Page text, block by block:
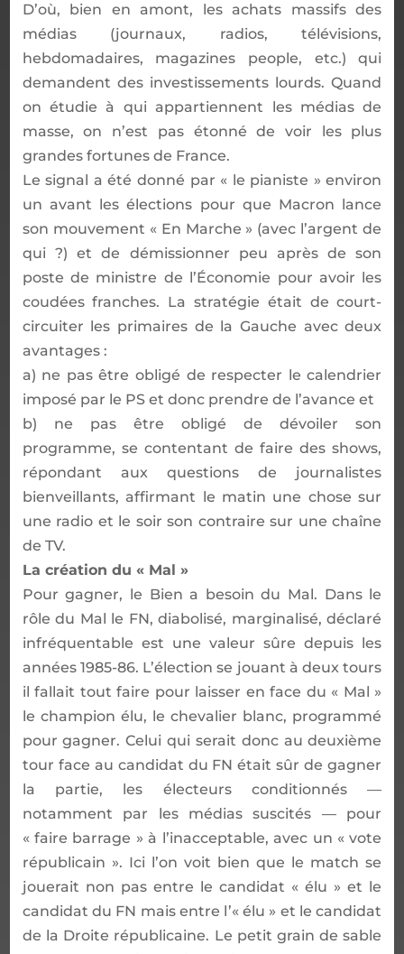
D’où, bien en amont, les achats massifs des
médias (journaux, radios, télévisions,
hebdomadaires, magazines people, etc.) qui
demandent des investissements lourds. Quand
onétudieà qui appartiennent les médias de
masse, on n’est pas étonné de voir les plus
grandes fortunes de France.
Le signal aété donné par « le pianiste » environ
un avant lesélections pour que Macron lance
son mouvement « En Marche » (avec l’argent de
qui ?) et de démissionner peu après de son
poste de ministre de l’Économie pour avoir les
coudées franches. La stratégie était de court-
circuiter les primaires de la Gauche avec deux
avantages :
a) ne pasêtre obligé de respecter le calendrier
imposé par le PS et donc prendre de l’avance et
b) ne pas être obligé de dévoiler son
programme, se contentant de faire des shows,
répondant aux questions de journalistes
bienveillants, affirmant le matin une chose sur
une radio et le soir son contraire sur une chaîne
de TV.
La création du « Mal »
Pour gagner, le Bien a besoin du Mal. Dans le
rôle du Mal le FN, diabolisé, marginalisé, déclaré
infréquentable est une valeur sûre depuis les
années 1985-86. L’élection se jouant à deux tours
il fallait tout faire pour laisser en face du « Mal »
le champion élu, le chevalier blanc, programmé
pour gagner. Celui qui serait donc au deuxième
tour face au candidat du FNétait sûr de gagner
la partie, les électeurs conditionnés—
notamment par les médias suscités —
pour
«faire barrage » à l’inacceptable, avec un «vote
républicain ». Ici l’on voit bien que le match se
jouerait non pas entre le candidat « élu » et le
candidat du FN mais entre l’« élu » et le candidat
de la Droite républicaine. Le petit grain de sable